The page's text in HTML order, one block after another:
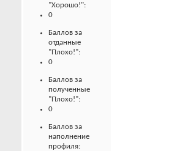
"Хорошо!":
0
Баллов за
отданные
"Плохо!":
0
Баллов за
полученные
"Плохо!":
0
Баллов за
наполнение
профиля: